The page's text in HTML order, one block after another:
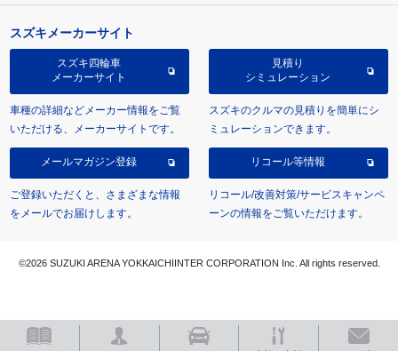
スズキメーカーサイト
スズキ四輪車
メーカーサイト
車種の詳細などメーカー情報をご覧
いただける、メーカーサイトです。
見積り
シミュレーション
スズキのクルマの見積りを簡単にシ
ミュレーションできます。
メールマガジン登録
ご登録いただくと、さまざまな情報
をメールでお届けします。
リコール等情報
リコール/改善対策/サービスキャンペ
ーンの情報をご覧いただけます。
©2026 SUZUKI ARENA YOKKAICHIINTER CORPORATION Inc. All rights reserved.